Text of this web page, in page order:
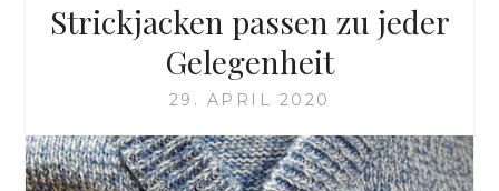
Strickjacken passen zu jeder
Gelegenheit
29. APRIL 2020